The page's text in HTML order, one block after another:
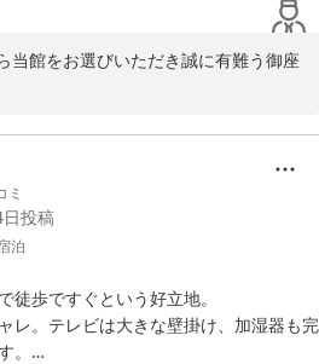
当館をお選びいただき誠に有難う御座
ざいます。
申し上げます。
ミ
投稿
泊
徒歩ですぐという好立地。
レ。テレビは大きな壁掛け、加湿器も完
。